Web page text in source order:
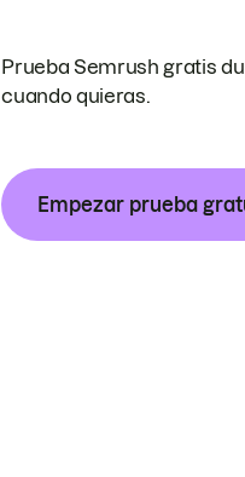
Prueba Semrush gratis
cuando quieras.
Empezar prueba